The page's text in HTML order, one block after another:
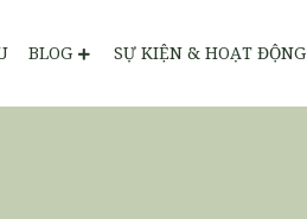
BLOG SỰ KIỆN & HOẠT ĐỘNG